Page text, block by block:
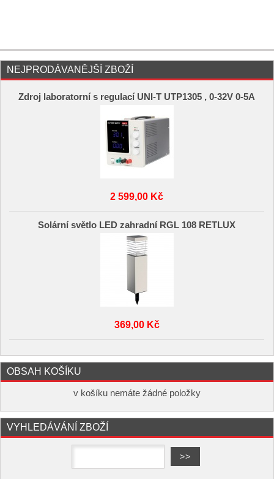
NEJPRODÁVANĚJŠÍ ZBOŽÍ
Zdroj laboratorní s regulací UNI-T UTP1305 , 0-32V 0-5A
2 599,00 Kč
Solární světlo LED zahradní RGL 108 RETLUX
369,00 Kč
OBSAH KOŠÍKU
v košíku nemáte žádné položky
VYHLEDÁVÁNÍ ZBOŽÍ